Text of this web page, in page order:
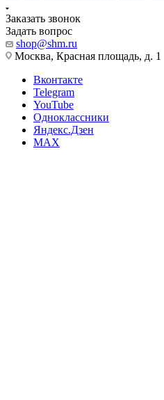
Заказать звонок
Задать вопрос
shop@shm.ru
Москва, Красная площадь, д. 1
Вконтакте
Telegram
YouTube
Одноклассники
Яндекс.Дзен
MAX